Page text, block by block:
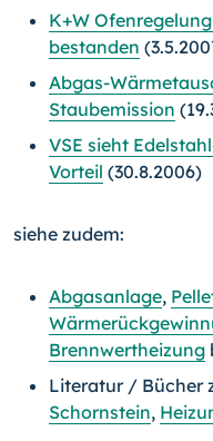
K+W
bestanden
Abgas-
Staubemission
VSE sieht
Vorteil (30.8.2006)
siehe zudem:
Abgasanlage,
Brennwertheizung
Literatur / Bücher
Schornstein,